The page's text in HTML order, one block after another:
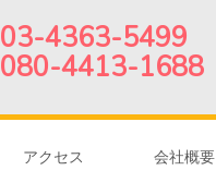
03-4363-5499
080-4413-1688
アクセス 会社概要